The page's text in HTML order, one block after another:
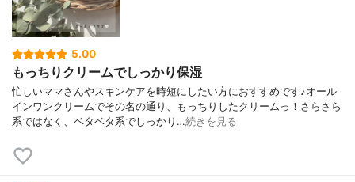
5.00
もっちりクリームでしっかり保湿
忙しいママさんやスキンケアを時短にしたい方におすすめです♪オール
インワンクリームでその名の通り、もっちりしたクリームっ！さらさら
系ではなく、ベタベタ系でしっかり…続きを見る